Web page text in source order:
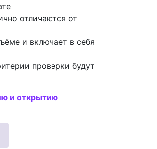
отличаются от
и включает в себя
проверки будут
и открытию